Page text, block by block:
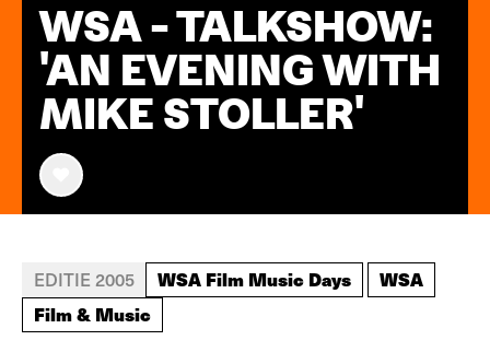
WSA - TALKSHOW:
'AN EVENING WITH
MIKE STOLLER'
EDITIE 2005 WSA Film Music Days
WSA
Film & Music